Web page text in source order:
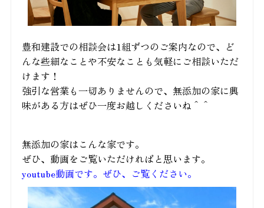
豊和建設での相談会は1組ずつのご案内なので、ど
んな些細なことや不安なことも気軽にご相談いただ
けます！
強引な営業も一切ありませんので、無添加の家に興
味がある方はぜひ一度お越しくださいね＾＾
無添加の家はこんな家です。
ぜひ、動画をご覧いただければと思います。
youtube動画です。ぜひ、ご覧ください。